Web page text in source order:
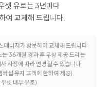
셋 유로는 3년마다
여 교체해 드립니다.
매니저가 방문하여 교체해 드립니다
36개월 경과 후 무상 제공 드리는
사정에 따라 변경될 수 있습니다
십 유지 고객에 한하여 제공).
셋 내부 유로)